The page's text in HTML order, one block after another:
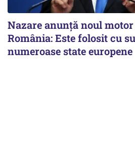
Nazare anunță noul
România: Este folosit cu
numeroase state europene